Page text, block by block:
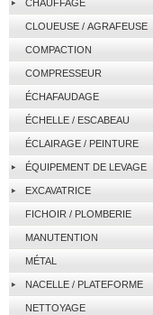
CHAUFFAGE
CLOUEUSE / AGRAFEUSE
COMPACTION
COMPRESSEUR
ÉCHAFAUDAGE
ÉCHELLE / ESCABEAU
ÉCLAIRAGE / PEINTURE
ÉQUIPEMENT DE LEVAGE
EXCAVATRICE
FICHOIR / PLOMBERIE
MANUTENTION
MÉTAL
NACELLE / PLATEFORME
NETTOYAGE